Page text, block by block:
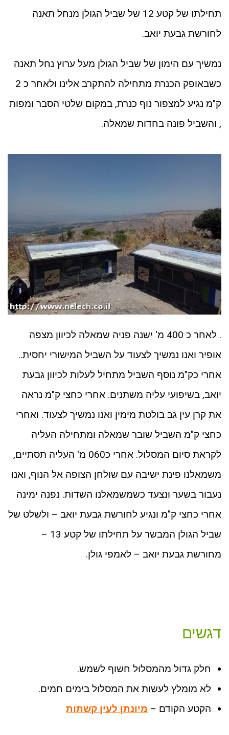
תחילתו של קטע 12 של שביל הגולן מנחל תאנה
לחורשת גבעת יואב.
נמשיך עם הימון של שביל הגולן מעל ערוץ נחל תאנה
כשבאופק הכנרת מתחילה להתקרב אלינו ולאחר כ 2
ק"מ נגיע למצפור נוף כנרת, במקום שלטי הסבר ומפות
, והשביל פונה בחדות שמאלה.
. לאחר כ 400 מ' ישנה פניה שמאלה לכיוון מצפה
אופיר ואנו נמשיך לצעוד על השביל המישורי יחסית..
אחרי כק"מ נוסף השביל מתחיל לעלות לכיוון גבעת
יואב, בשיפועי עליה משתנים. אחרי כחצי ק"מ נראה
את קרן עין גב בולטת מימין ואנו נמשיך לצעוד. ואחרי
כחצי ק"מ השביל שובר שמאלה ומתחילה העליה
לקראת סיום המסלול. אחרי כ060 מ' העליה תסתיים,
משמאלנו פינת ישיבה עם שולחן הצופה אל הנוף, ואנו
נעבור בשער ונצעד כשמשמאלנו השדות. נפנה ימינה
אחרי כחצי ק"מ ונגיע לחורשת גבעת יואב – ולשלט של
שביל הגולן המבשר על תחילתו של קטע 13 –
מחורשת גבעת יואב – לאמפי גולן.
דגשים
חלק גדול מהמסלול חשוף לשמש.
לא מומלץ לעשות את המסלול בימים חמים.
הקטע הקודם – מיונתן לעין קשתות